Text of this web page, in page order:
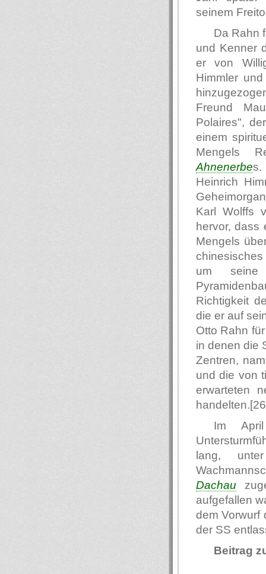
seinem
Da Rahn
und Kenner
er von
Himmler
Freund
Polaires",
einem
Mengels
Ahnenerbes.
Heinrich
Karl Wolffs
hervor, dass
Mengels
um seine
Richtigkeit
die er auf
Otto Rahn
in denen die
Zentren,
und die von
erwarteten
Im
lang,
Dachau
aufgefallen
dem Vorwurf
der SS
Beitrag